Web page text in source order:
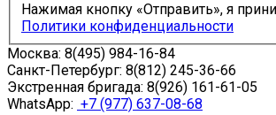
Нажимая кнопку «Отправить», я
Политики конфиденциальности
Москва: 8(495) 984-16-84
Санкт-Петербург: 8(812) 245-36-66
Экстренная бригада: 8(926) 161-61-05
WhatsApp: +7 (977) 637-08-68